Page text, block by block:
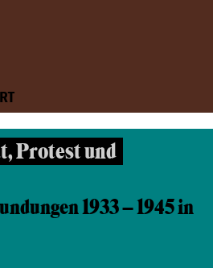
Protest und
1933 – 1945 in